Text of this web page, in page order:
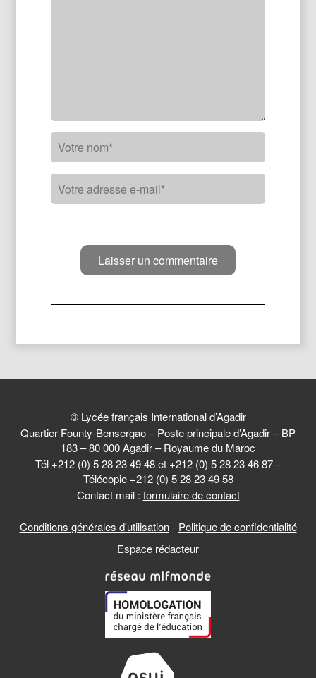
© Lycée français International d’Agadir
Quartier Founty-Bensergao – Poste principale d’Agadir – BP
183 – 80 000 Agadir – Royaume du Maroc
Tél +212 (0) 5 28 23 49 48 et +212 (0) 5 28 23 46 87 –
Télécopie +212 (0) 5 28 23 49 58
Contact mail : formulaire de contact
Conditions générales d'utilisation- Politique de confidentialité
Espace rédacteur